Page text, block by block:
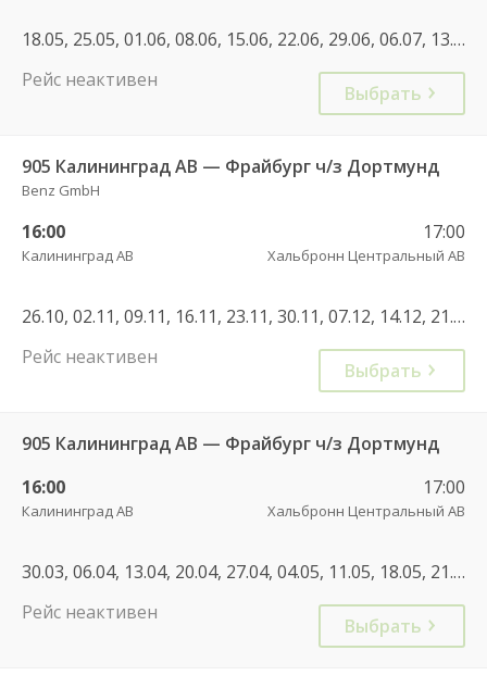
18.05, 25.05, 01.06, 08.06, 15.06, 22.06, 29.06, 06.07, 13.07, 20.07, 27.07, 03.08, 10.08, 17.08, 24.08, 31.08, 07.09, 14.09, 21.09, 28.09, 05.10, 12.10, 19.10
Рейс неактивен
Выбрать
905 Калининград АВ — Фрайбург ч/з Дортмунд
Benz GmbH
16:00
Калининград АВ
17:00
Хальбронн Центральный АВ
26.10, 02.11, 09.11, 16.11, 23.11, 30.11, 07.12, 14.12, 21.12, 28.12, 04.01, 11.01, 18.01, 25.01, 01.02, 08.02, 15.02, 22.02, 01.03, 08.03, 15.03, 22.03
Рейс неактивен
Выбрать
905 Калининград АВ — Фрайбург ч/з Дортмунд
16:00
Калининград АВ
17:00
Хальбронн Центральный АВ
30.03, 06.04, 13.04, 20.04, 27.04, 04.05, 11.05, 18.05, 21.05, 25.05, 28.05, 01.06, 04.06, 08.06, 11.06, 15.06, 18.06, 22.06, 25.06, 29.06, 02.07, 06.07, 09.07, 13.07, 16.07, 20.07, 23.07, 27.07, 30.07, 06.08, 13.08, 20.08, 27.08, 03.08, 10.08, 17.08, 24.08, 31.08, 03.09, 07.09, 10.09, 14.09, 17.09, 21.09, 24.09, 28.09, 05.10, 08.10, 12.10, 15.10, 19.10, 22.10, 26.10, 01.10, 26.04, 03.05, 17.05, 20.06, 07.07, 08.08, 22.08, 29.08, 08.09, 19.06, 28.06, 05.07, 11.07, 12.07, 17.07, 26.07, 01.08, 07.08, 14.08, 22.08, 30.08, 04.09, 07.09, 11.09, 18.09, 16.10, 24.10
Рейс неактивен
Выбрать